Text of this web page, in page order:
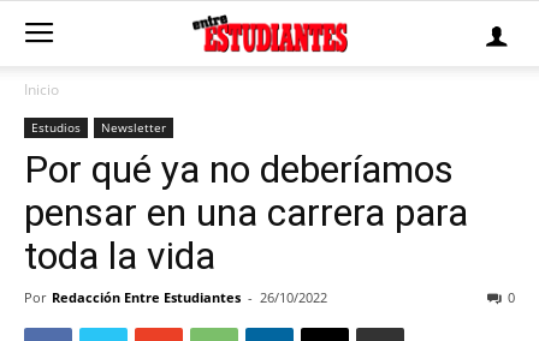
Inicio
Estudios Newsletter
Por qué ya no deberíamos
pensar en una carrera para
toda la vida
Por Redacción Entre Estudiantes - 26/10/2022 0